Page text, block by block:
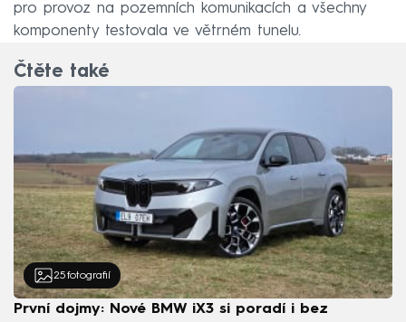
pro provoz na pozemních komunikacích a všechny
komponenty testovala ve větrném tunelu.
Čtěte také
25 fotografií
První dojmy: Nové BMW iX3 si poradí i bez